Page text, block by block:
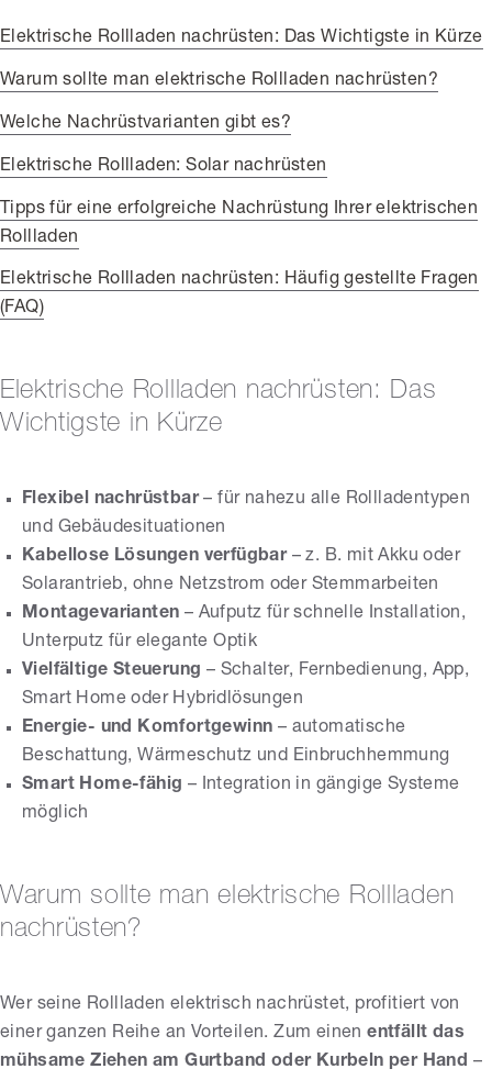
Elektrische Rollladen nachrüsten: Das Wichtigste in Kürze
Warum sollte man elektrische Rollladen nachrüsten?
Welche Nachrüstvarianten gibt es?
Elektrische Rollladen: Solar nachrüsten
Tipps für eine erfolgreiche Nachrüstung Ihrer elektrischen
Rollladen
Elektrische Rollladen nachrüsten: Häufig gestellte Fragen
(FAQ)
Elektrische Rollladen nachrüsten: Das
Wichtigste in Kürze
Flexibel nachrüstbar– für nahezu alle Rollladentypen
und Gebäudesituationen
Kabellose Lösungen verfügbar– z. B. mit Akku oder
Solarantrieb, ohne Netzstrom oder Stemmarbeiten
Montagevarianten – Aufputz für schnelle Installation,
Unterputz für elegante Optik
Vielfältige Steuerung – Schalter, Fernbedienung, App,
Smart Home oder Hybridlösungen
Energie- und Komfortgewinn – automatische
Beschattung, Wärmeschutz und Einbruchhemmung
Smart Home-fähig – Integration in gängige Systeme
möglich
Warum sollte man elektrische Rollladen
nachrüsten?
Wer seine Rollladen elektrisch nachrüstet, profitiert von
einer ganzen Reihe an Vorteilen. Zum einen entfällt das
mühsame Ziehen am Gurtband oder Kurbeln per Hand –